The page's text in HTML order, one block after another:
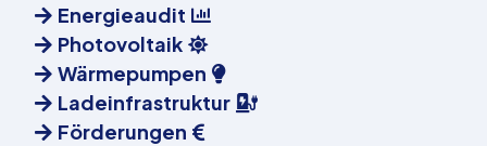
Energieaudit
Photovoltaik
Wärmepumpen
Ladeinfrastruktur
Förderungen